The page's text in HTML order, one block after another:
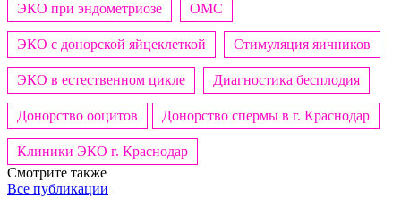
ЭКО при эндометриозе ОМС
ЭКО с донорской яйцеклеткой Стимуляция яичников
ЭКО в естественном цикле Диагностика бесплодия
Донорство ооцитов Донорство спермы в г. Краснодар
Клиники ЭКО г. Краснодар
Смотрите также
Все публикации